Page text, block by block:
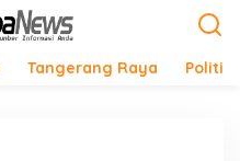
Tangerang Raya Politik